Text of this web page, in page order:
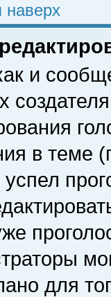
наверх
и
в теме
успел
для